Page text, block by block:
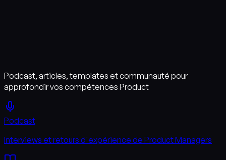
Podcast, articles, templates et communauté pour
approfondir vos compétences Product
Podcast
Interviews et retours d'expérience de Product Managers